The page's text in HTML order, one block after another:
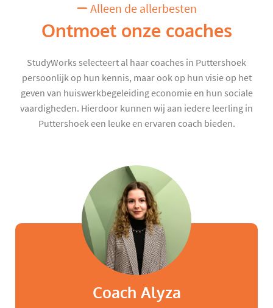
Alleen de allerbesten
Ontmoet onze coaches
StudyWorks selecteert al haar coaches in Puttershoek
persoonlijk op hun kennis, maar ook op hun visie op het
geven van huiswerkbegeleiding economie en hun sociale
vaardigheden. Hierdoor kunnen wij aan iedere leerling in
Puttershoek een leuke en ervaren coach bieden.
Coach Alyza